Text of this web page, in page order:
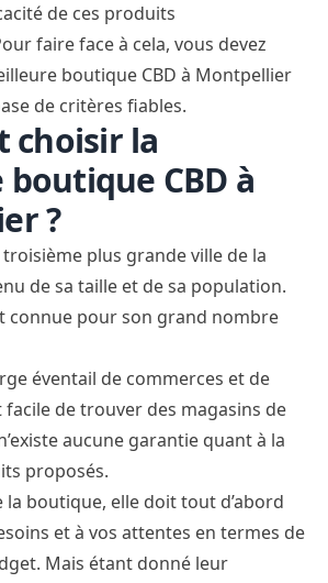
de ces produits
faire face à cela, vous devez
boutique CBD à Montpellier
de critères fiables.
choisir la
CBD à
?
plus grande ville de la
de sa taille et de sa population.
connue pour son grand nombre
éventail de commerces et de
facile de trouver des magasins de
aucune garantie quant à la
proposés.
la boutique, elle doit tout d’abord
et à vos attentes en termes de
Mais étant donné leur